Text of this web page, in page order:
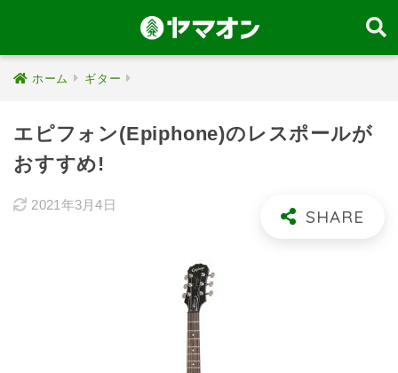
ホーム ギター
エピフォン(Epiphone)のレスポールが
おすすめ!
2021年3月4日